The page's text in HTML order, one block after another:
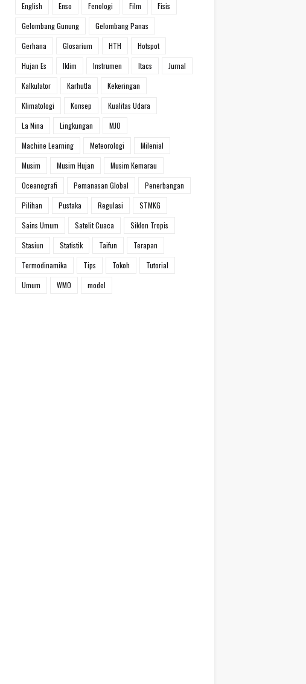
English
Enso Fenologi Film
Fisis
Gelombang Gunung
Gelombang Panas
Gerhana
Glosarium HTH
Hotspot
Hujan Es
Iklim Instrumen Itacs
Jurnal
Kalkulator
Karhutla
Kekeringan
Klimatologi
Konsep
Kualitas Udara
La Nina
Lingkungan
MJO
Machine Learning
Meteorologi
Milenial
Musim
Musim Hujan
Musim Kemarau
Oceanografi
Pemanasan Global
Penerbangan
Pilihan
Pustaka Regulasi
STMKG
Sains Umum
Satelit Cuaca
Siklon Tropis
Stasiun
Statistik Taifun
Terapan
Termodinamika
Tips Tokoh
Tutorial
Umum
WMO model